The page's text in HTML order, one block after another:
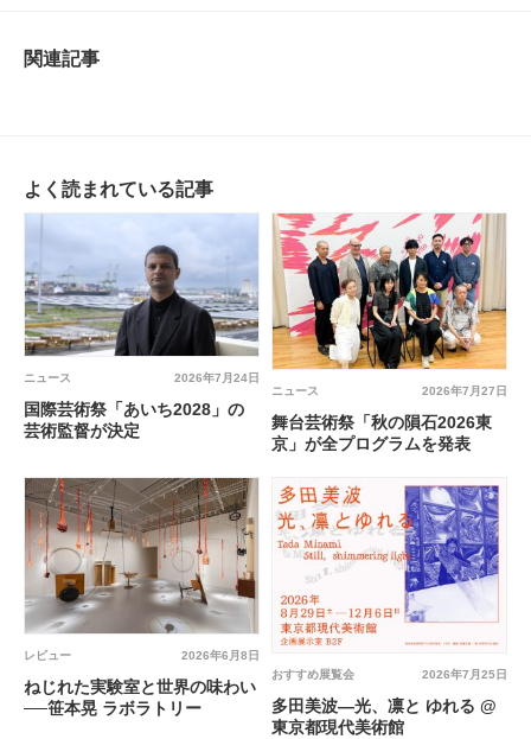
関連記事
よく読まれている記事
2026年7月24日
ニュース
国際芸術祭「あいち2028」の
芸術監督が決定
2026年7月27日
ニュース
舞台芸術祭「秋の隕石2026東
京」が全プログラムを発表
2026年6月8日
レビュー
ねじれた実験室と世界の味わい
──笹本晃 ラボラトリー
2026年7月25日
おすすめ展覧会
多田美波―光、凛と ゆれる @
東京都現代美術館